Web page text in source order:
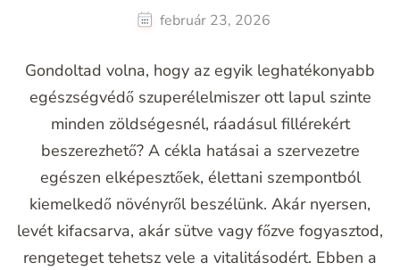
február 23, 2026
Gondoltad volna, hogy az egyik leghatékonyabb
egészségvédő szuperélelmiszer ott lapul szinte
minden zöldségesnél, ráadásul fillérekért
beszerezhető? A cékla hatásai a szervezetre
egészen elképesztőek, élettani szempontból
kiemelkedő növényről beszélünk. Akár nyersen,
levét kifacsarva, akár sütve vagy főzve fogyasztod,
rengeteget tehetsz vele a vitalitásodért. Ebben a